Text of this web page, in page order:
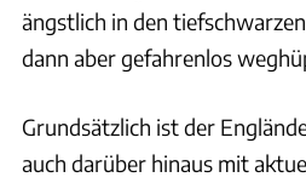
ängstlich in den
dann aber gefahrenlos
Grundsätzlich ist der
auch darüber hinaus mit